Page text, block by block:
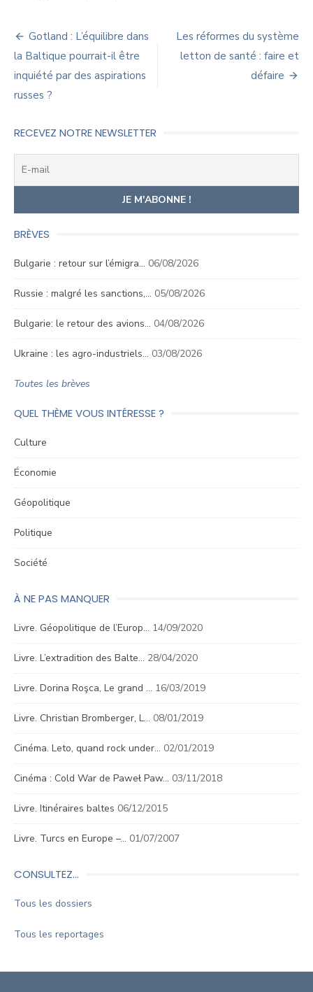
Navigation
de
l’article
Gotland : L’équilibre dans
la Baltique pourrait-il être
inquiété par des aspirations
russes ?
Les réformes du système
letton de santé : faire et
défaire
RECEVEZ NOTRE NEWSLETTER
BRÈVES
Bulgarie : retour sur l’émigra… 06/08/2026
Russie : malgré les sanctions,… 05/08/2026
Bulgarie: le retour des avions… 04/08/2026
Ukraine : les agro-industriels… 03/08/2026
Toutes les brèves
QUEL THÈME VOUS INTÉRESSE ?
Culture
Économie
Géopolitique
Politique
Société
À NE PAS MANQUER
Livre. Géopolitique de l’Europ… 14/09/2020
Livre. L’extradition des Balte… 28/04/2020
Livre. Dorina Roşca, Le grand … 16/03/2019
Livre. Christian Bromberger, L… 08/01/2019
Cinéma. Leto, quand rock under… 02/01/2019
Cinéma : Cold War de Paweł Paw… 03/11/2018
Livre. Itinéraires baltes 06/12/2015
Livre. Turcs en Europe –… 01/07/2007
CONSULTEZ…
Tous les dossiers
Tous les reportages